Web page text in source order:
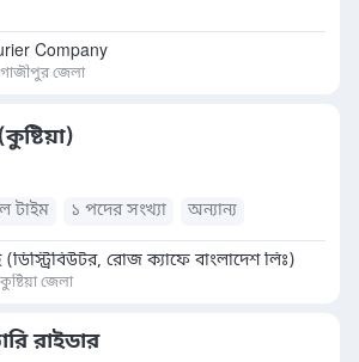
Company
গাজীপুর জেলা
টাইম ১ পদের সংখ্যা অন্যান্য
(ডিস্ট্রিবিউটর, রোজ ক্যাফে বাংলাদেশ লিঃ)
কুষ্টিয়া জেলা
রাইডার